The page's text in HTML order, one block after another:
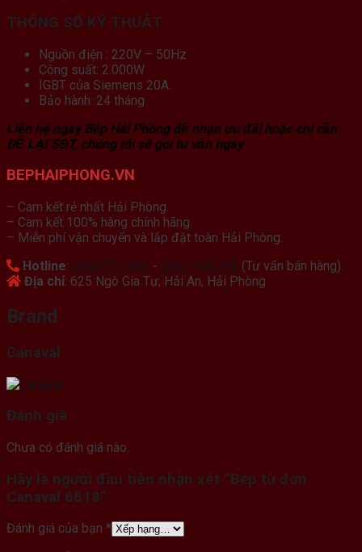
THÔNG SỐ KỸ THUẬT
Nguồn điện : 220V – 50Hz
Công suất: 2.000W
IGBT của Siemens 20A.
Bảo hành: 24 tháng
Liên hệ ngay Bếp Hải Phòng để nhận ưu đãi hoặc chỉ cần
ĐỂ LẠI SĐT, chúng tôi sẽ gọi tư vấn ngay
BEPHAIPHONG.VN
– Cam kết rẻ nhất Hải Phòng.
– Cam kết 100% hàng chính hãng.
– Miễn phí vận chuyển và lắp đặt toàn Hải Phòng.
Hotline: 0868.717.389 - 0987.148.788 (Tư vấn bán hàng)
Địa chỉ: 625 Ngô Gia Tự, Hải An, Hải Phòng
Brand
Canaval
Đánh giá
Chưa có đánh giá nào.
Hãy là người đầu tiên nhận xét “Bếp từ đơn
Canaval 6618”
Đánh giá của bạn *